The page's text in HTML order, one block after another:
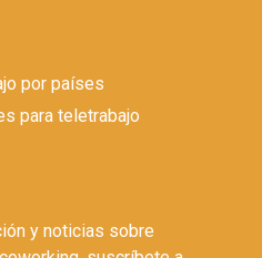
por países
para teletrabajo
y noticias sobre